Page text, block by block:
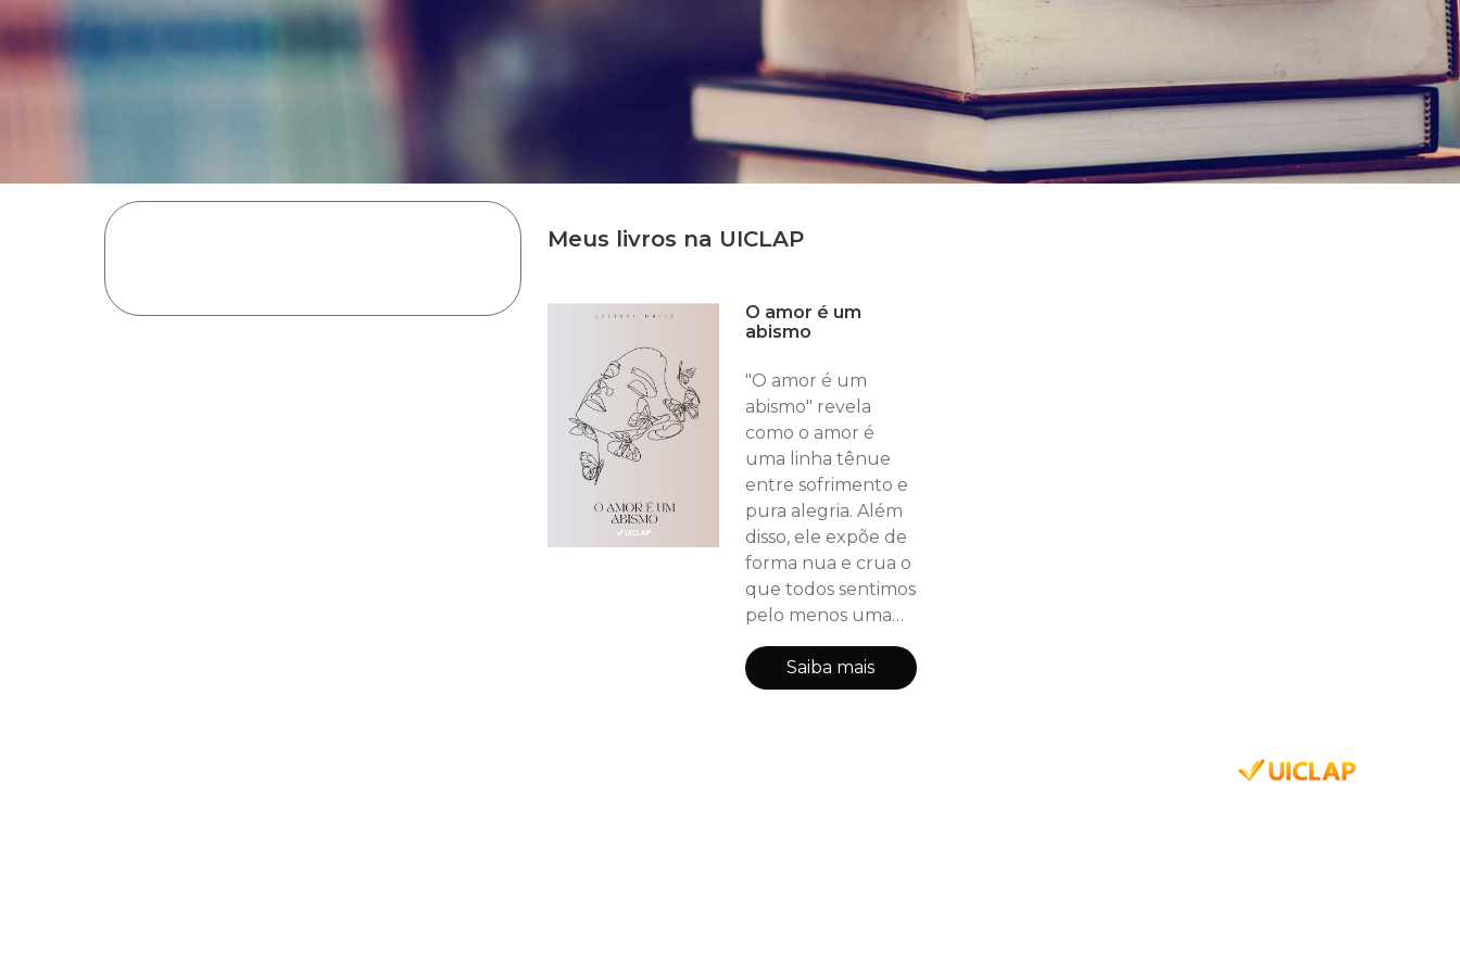
Meus livros na UICLAP
O amor é um
abismo
"O amor é um
abismo" revela
como o amor é
uma linha tênue
entre sofrimento e
pura alegria. Além
disso, ele expõe de
forma nua e crua o
que todos sentimos
pelo menos uma
vez na vida, e
surpreende
aqueles que
Saiba mais